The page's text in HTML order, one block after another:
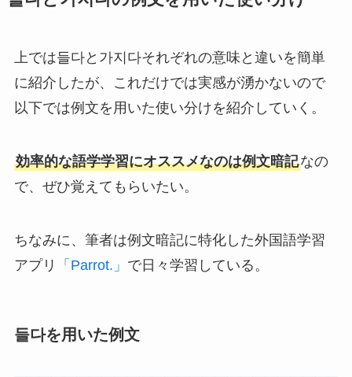
上では들다と가지다それぞれの意味と違いを簡単
に紹介したが、これだけでは実感が湧かないので
以下では例文を用いた使い分けを紹介していく。
効率的な語学学習にオススメなのは例文暗記なの
で、ぜひ覚えてもらいたい。
ちなみに、筆者は例文暗記に特化した外国語学習
アプリ
「Parrot.」 で日々学習している。
들다を用いた例文